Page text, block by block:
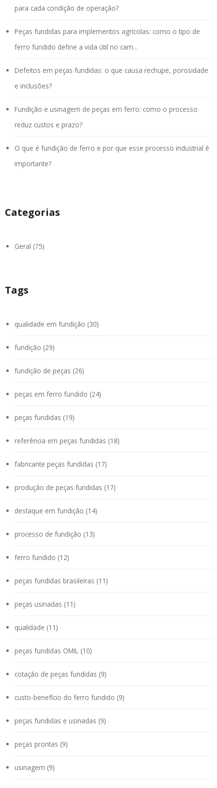
para cada condição de operação?
Peças fundidas para implementos agrícolas: como o tipo de
ferro fundido define a vida útil no cam...
Defeitos em peças fundidas: o que causa rechupe, porosidade
e inclusões?
Fundição e usinagem de peças em ferro: como o processo
reduz custos e prazo?
O que é fundição de ferro e por que esse processo industrial é
importante?
Categorias
Geral (75)
Tags
qualidade em fundição (30)
fundição (29)
fundição de peças (26)
peças em ferro fundido (24)
peças fundidas (19)
referência em peças fundidas (18)
fabricante peças fundidas (17)
produção de peças fundidas (17)
destaque em fundição (14)
processo de fundição (13)
ferro fundido (12)
peças fundidas brasileiras (11)
peças usinadas (11)
qualidade (11)
peças fundidas OMIL (10)
cotação de peças fundidas (9)
custo-benefício do ferro fundido (9)
peças fundidas e usinadas (9)
peças prontas (9)
usinagem (9)